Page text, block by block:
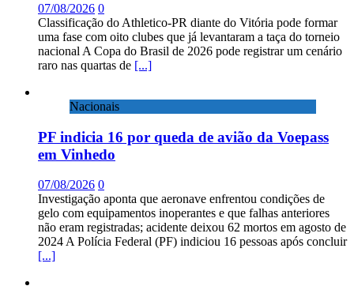
07/08/2026 0
Classificação do Athletico-PR diante do Vitória pode formar
uma fase com oito clubes que já levantaram a taça do torneio
nacional A Copa do Brasil de 2026 pode registrar um cenário
raro nas quartas de [...]
Nacionais
PF indicia 16 por queda de avião da Voepass
em Vinhedo
07/08/2026 0
Investigação aponta que aeronave enfrentou condições de
gelo com equipamentos inoperantes e que falhas anteriores
não eram registradas; acidente deixou 62 mortos em agosto de
2024 A Polícia Federal (PF) indiciou 16 pessoas após concluir
[...]